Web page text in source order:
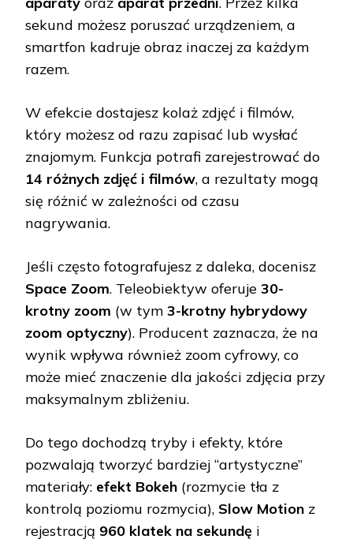
sekund możesz poruszać urządzeniem, a
smartfon kadruje obraz inaczej za każdym
razem.
W efekcie dostajesz kolaż zdjęć i filmów,
który możesz od razu zapisać lub wysłać
znajomym. Funkcja potrafi zarejestrować do
14 różnych zdjęć i filmów, a rezultaty mogą
się różnić w zależności od czasu
nagrywania.
Jeśli często fotografujesz z daleka, docenisz
Space Zoom. Teleobiektyw oferuje 30-
krotny zoom (w tym 3-krotny hybrydowy
zoom optyczny). Producent zaznacza, że na
wynik wpływa również zoom cyfrowy, co
może mieć znaczenie dla jakości zdjęcia przy
maksymalnym zbliżeniu.
Do tego dochodzą tryby i efekty, które
pozwalają tworzyć bardziej “artystyczne”
materiały: efekt Bokeh (rozmycie tła z
kontrolą poziomu rozmycia), Slow Motion z
rejestracją 960 klatek na sekundę i